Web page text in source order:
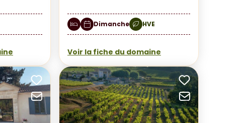
Dimanche HVE
Voir la fiche du domaine
Ajouter aux favoris
Envoyer par mail
Ajouter
Envoyer